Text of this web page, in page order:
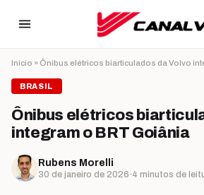
Início » Ônibus elétricos biarticulados da Volvo
BRASIL
Ônibus elétricos
integram o BRT Goiânia
Rubens Morelli
30 de janeiro de 2026·4 minutos de